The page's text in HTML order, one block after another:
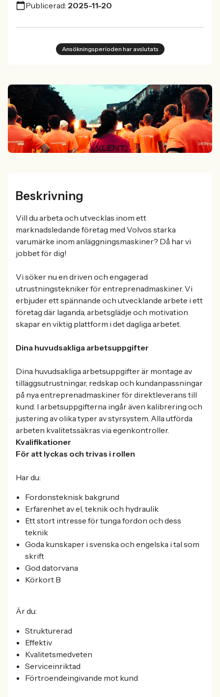
Publicerad: 2025-11-20
Ansökningsperioden har avslutats
Beskrivning
Vill du arbeta och utvecklas inom ett
marknadsledande företag med Volvos starka
varumärke inom anläggningsmaskiner? Då har vi
jobbet för dig!
Vi söker nu en driven och engagerad
utrustningstekniker för entreprenadmaskiner. Vi
erbjuder ett spännande och utvecklande arbete i ett
företag där laganda, arbetsglädje och motivation
skapar en viktig plattform i det dagliga arbetet.
Dina huvudsakliga arbetsuppgifter
Dina huvudsakliga arbetsuppgifter är montage av
tilläggsutrustningar, redskap och kundanpassningar
på nya entreprenadmaskiner för direktleverans till
kund. I arbetsuppgifterna ingår även kalibrering och
justering av olika typer av styrsystem. Alla utförda
arbeten kvalitetssäkras via egenkontroller.
Kvalifikationer
För att lyckas och trivas i rollen
Har du:
Fordonsteknisk bakgrund
Erfarenhet av el, teknik och hydraulik
Ett stort intresse för tunga fordon och dess
teknik
Goda kunskaper i svenska och engelska i tal som
skrift
God datorvana
Körkort B
Är du:
Strukturerad
Effektiv
Kvalitetsmedveten
Serviceinriktad
Förtroendeingivande mot kund